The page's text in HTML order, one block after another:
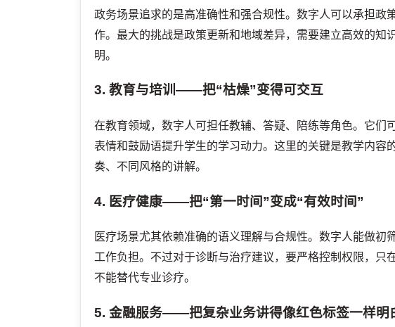
政务场景追求的是高准确性和强合规性。数字人可以承担政
作。最大的挑战是政策更新和地域差异，需要建立高效的知
明。
3. 教育与培训——把“枯燥”变得可交互
在教育领域，数字人可担任教辅、答疑、陪练等角色。它们
表情和鼓励语提升学生的学习动力。这里的关键是教学内容
奏、不同风格的讲解。
4. 医疗健康——把“第一时间”变成“有效时间”
医疗场景尤其依赖准确的语义理解与合规性。数字人能做
工作负担。不过对于诊断与治疗建议，要严格控制权限，只
不能替代专业诊疗。
5. 金融服务——把复杂业务讲得像红色标签一样明